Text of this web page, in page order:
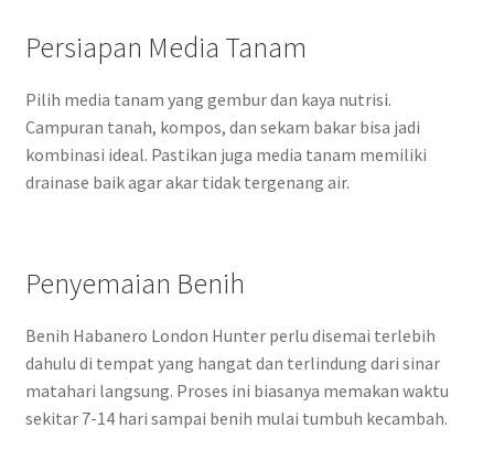
Persiapan Media Tanam
Pilih media tanam yang gembur dan kaya nutrisi.
Campuran tanah, kompos, dan sekam bakar bisa jadi
kombinasi ideal. Pastikan juga media tanam memiliki
drainase baik agar akar tidak tergenang air.
Penyemaian Benih
Benih Habanero London Hunter perlu disemai terlebih
dahulu di tempat yang hangat dan terlindung dari sinar
matahari langsung. Proses ini biasanya memakan waktu
sekitar 7-14 hari sampai benih mulai tumbuh kecambah.